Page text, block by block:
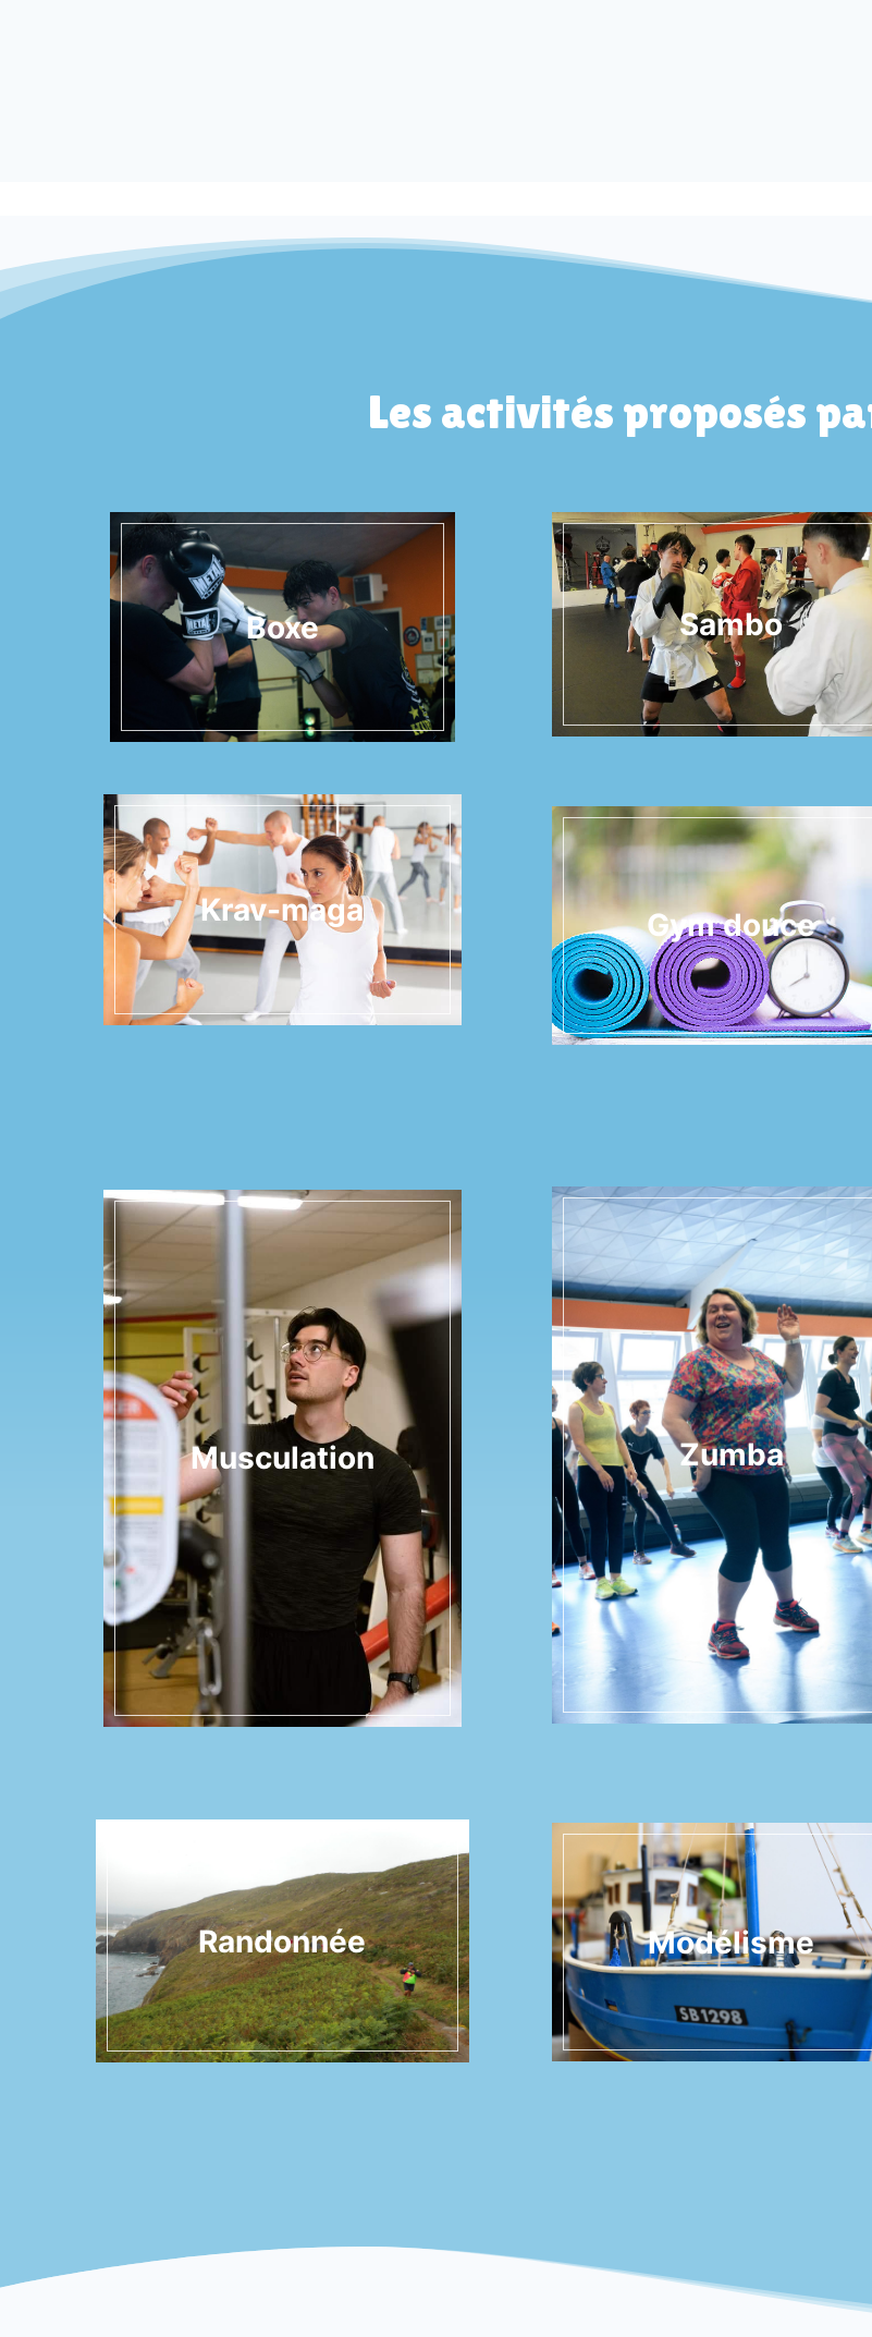
Les activités proposés
Boxe
Krav-maga
Sambo
Gym douce
Musculation Zumba
Randonnée Modélisme